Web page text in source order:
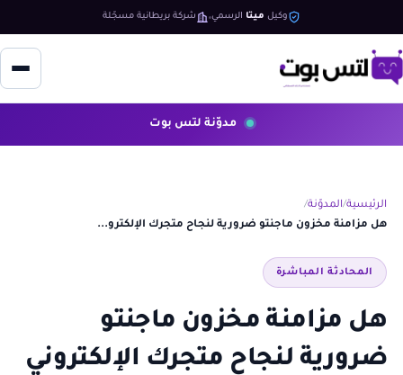
وكيل ميتا الرسمي شركة بريطانية مسجّلة
مدوّنة لتس بوت
الرئيسية المدوّنة
هل مزامنة مخزون ماجنتو ضرورية لنجاح متجرك الإلكترو...
المحادثة المباشرة
هل مزامنة مخزون ماجنتو
ضرورية لنجاح متجرك الإلكتروني